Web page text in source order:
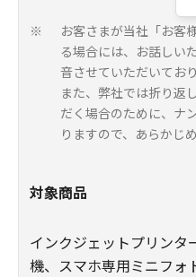
※
お客さまが当社「お客
る場合には、お話しい
音させていただいており
また、弊社では折り返
だく場合のために、ナ
りますので、あらかじ
対象商品
インクジェットプリンタ
機、スマホ専用ミニフォ